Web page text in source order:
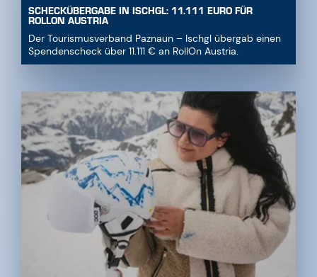
SCHECKÜBERGABE IN ISCHGL: 11.111 EURO FÜR
ROLLON AUSTRIA
Der Tourismusverband Paznaun – Ischgl übergab einen
Spendenscheck über 11.111 € an RollOn Austria.